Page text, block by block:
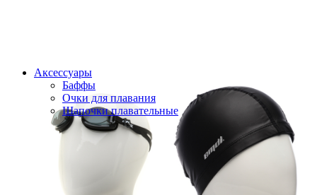
Аксессуары
Баффы
Очки для плавания
Шапочки плавательные